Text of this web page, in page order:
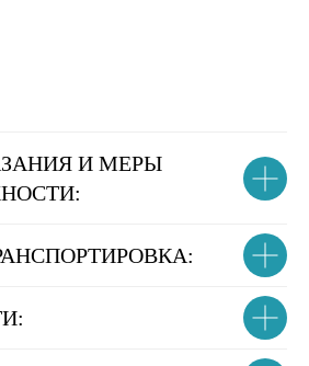
И МЕРЫ